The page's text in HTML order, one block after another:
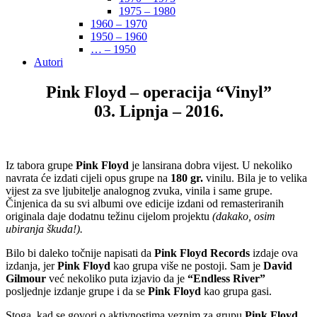
1975 – 1980
1960 – 1970
1950 – 1960
… – 1950
Autori
Pink Floyd – operacija “Vinyl”
03. Lipnja – 2016.
Iz tabora grupe Pink Floyd je lansirana dobra vijest. U nekoliko
navrata će izdati cijeli opus grupe na 180 gr. vinilu. Bila je to velika
vijest za sve ljubitelje analognog zvuka, vinila i same grupe.
Činjenica da su svi albumi ove edicije izdani od remasteriranih
originala daje dodatnu težinu cijelom projektu (dakako, osim
ubiranja škuda!).
Bilo bi daleko točnije napisati da Pink Floyd Records izdaje ova
izdanja, jerPink Floyd kao grupa više ne postoji. Sam je David
Gilmour već nekoliko puta izjavio da je “Endless River”
posljednje izdanje grupe i da se Pink Floyd kao grupa gasi.